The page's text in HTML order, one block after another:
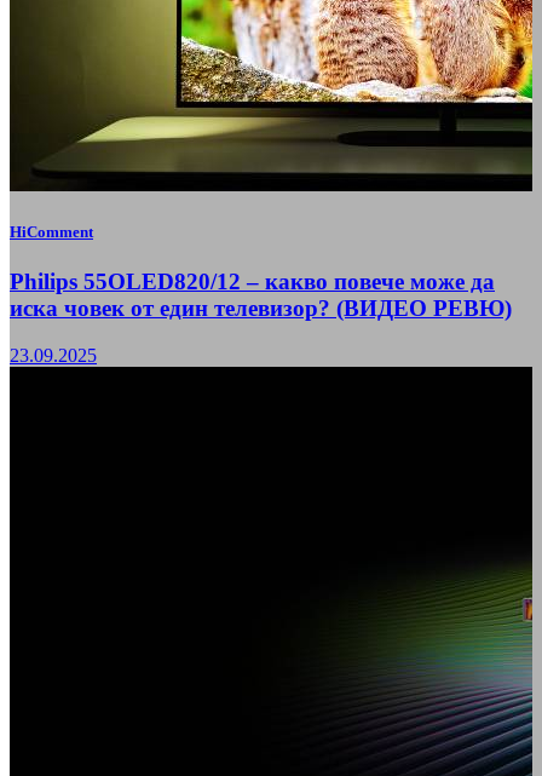
HiComment
Philips 55OLED820/12 – какво повече може да
иска човек от един телевизор? (ВИДЕО РЕВЮ)
23.09.2025